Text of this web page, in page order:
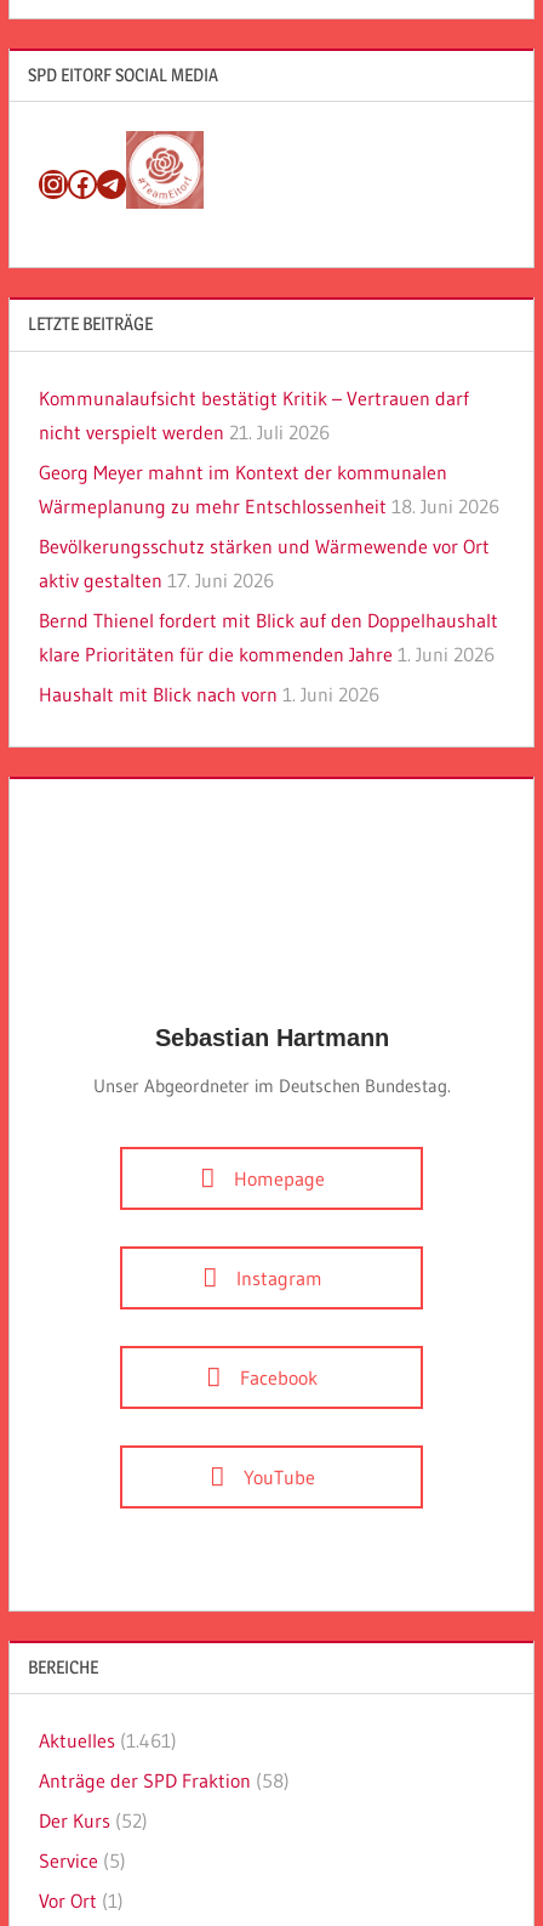
SPD EITORF SOCIAL MEDIA
Instagram
Facebook
Telegram
LETZTE BEITRÄGE
Kommunalaufsicht bestätigt Kritik – Vertrauen darf
nicht verspielt werden 21. Juli 2026
Georg Meyer mahnt im Kontext der kommunalen
Wärmeplanung zu mehr Entschlossenheit 18. Juni 2026
Bevölkerungsschutz stärken und Wärmewende vor Ort
aktiv gestalten 17. Juni 2026
Bernd Thienel fordert mit Blick auf den Doppelhaushalt
klare Prioritäten für die kommenden Jahre 1. Juni 2026
Haushalt mit Blick nach vorn 1. Juni 2026
Sebastian Hartmann
Unser Abgeordneter im Deutschen Bundestag.
Homepage
Instagram
Facebook
YouTube
BEREICHE
Aktuelles(1.461)
Anträge der SPD Fraktion (58)
Der Kurs(52)
Service (5)
Vor Ort (1)